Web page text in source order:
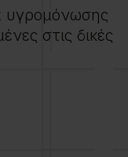
υγρομόνωσης
στις δικές